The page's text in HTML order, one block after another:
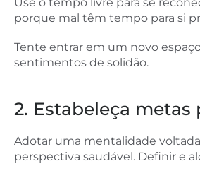
porque mal têm tempo para si
Tente entrar em um novo
sentimentos de solidão.
2. Estabeleça metas
Adotar uma mentalidade
perspectiva saudável. Definir e